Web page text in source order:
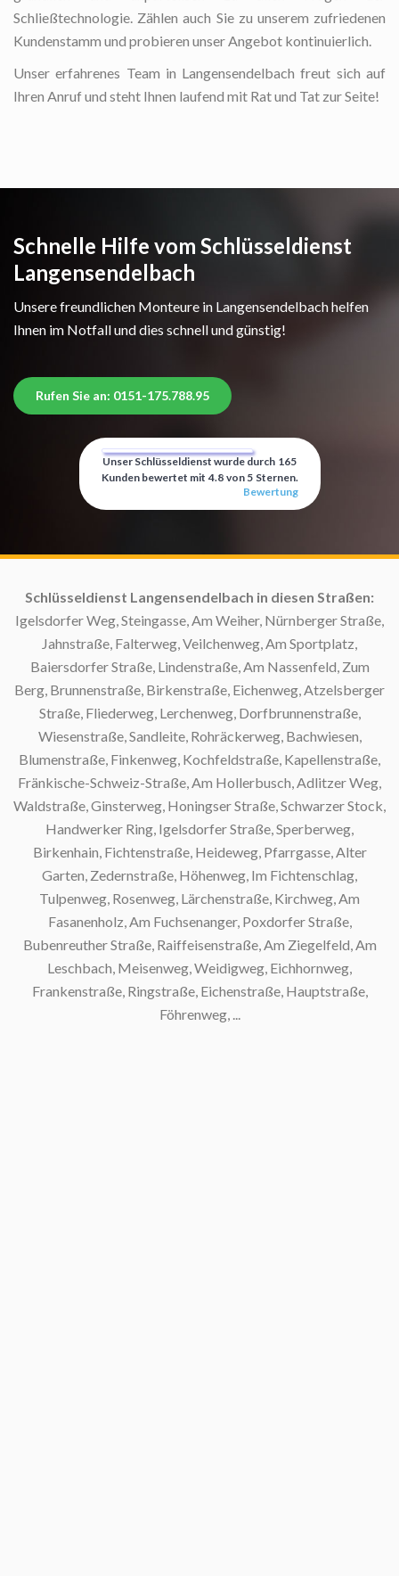
Schließtechnologie. Zählen auch Sie zu unserem zufriedenen
Kundenstamm und probieren unser Angebot kontinuierlich.
Unser erfahrenes Team in Langensendelbach freut sich auf
Ihren Anruf und steht Ihnen laufend mit Rat und Tat zur Seite!
Schnelle Hilfe vom Schlüsseldienst
Langensendelbach
Unsere freundlichen Monteure in Langensendelbach helfen
Ihnen im Notfall und dies schnell und günstig!
Rufen Sie an: 0151-175.788.95
Unser Schlüsseldienst wurde durch 165
Kunden bewertet mit 4.8 von 5 Sternen.
Bewertung
Schlüsseldienst Langensendelbach in diesen Straßen:
Igelsdorfer Weg, Steingasse, Am Weiher, Nürnberger Straße,
Jahnstraße, Falterweg, Veilchenweg, Am Sportplatz,
Baiersdorfer Straße, Lindenstraße, Am Nassenfeld, Zum
Berg, Brunnenstraße, Birkenstraße, Eichenweg, Atzelsberger
Straße, Fliederweg, Lerchenweg, Dorfbrunnenstraße,
Wiesenstraße, Sandleite, Rohräckerweg, Bachwiesen,
Blumenstraße, Finkenweg, Kochfeldstraße, Kapellenstraße,
Fränkische-Schweiz-Straße, Am Hollerbusch, Adlitzer Weg,
Waldstraße, Ginsterweg, Honingser Straße, Schwarzer Stock,
Handwerker Ring, Igelsdorfer Straße, Sperberweg,
Birkenhain, Fichtenstraße, Heideweg, Pfarrgasse, Alter
Garten, Zedernstraße, Höhenweg, Im Fichtenschlag,
Tulpenweg, Rosenweg, Lärchenstraße, Kirchweg, Am
Fasanenholz, Am Fuchsenanger, Poxdorfer Straße,
Bubenreuther Straße, Raiffeisenstraße, Am Ziegelfeld, Am
Leschbach, Meisenweg, Weidigweg, Eichhornweg,
Frankenstraße, Ringstraße, Eichenstraße, Hauptstraße,
Föhrenweg, ...